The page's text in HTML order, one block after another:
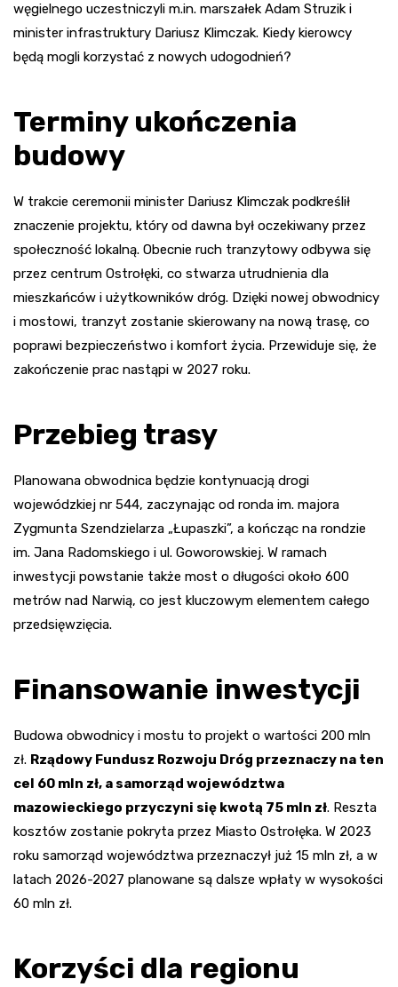
węgielnego uczestniczyli m.in. marszałek Adam Struzik i
minister infrastruktury Dariusz Klimczak. Kiedy kierowcy
będą mogli korzystać z nowych udogodnień?
Terminy ukończenia
budowy
W trakcie ceremonii minister Dariusz Klimczak podkreślił
znaczenie projektu, który od dawna był oczekiwany przez
społeczność lokalną. Obecnie ruch tranzytowy odbywa się
przez centrum Ostrołęki, co stwarza utrudnienia dla
mieszkańców i użytkowników dróg. Dzięki nowej obwodnicy
i mostowi, tranzyt zostanie skierowany na nową trasę, co
poprawi bezpieczeństwo i komfort życia. Przewiduje się, że
zakończenie prac nastąpi w 2027 roku.
Przebieg trasy
Planowana obwodnica będzie kontynuacją drogi
wojewódzkiej nr 544, zaczynając od ronda im. majora
Zygmunta Szendzielarza „Łupaszki”, a kończąc na rondzie
im. Jana Radomskiego i ul. Goworowskiej. W ramach
inwestycji powstanie także most o długości około 600
metrów nad Narwią, co jest kluczowym elementem całego
przedsięwzięcia.
Finansowanie inwestycji
Budowa obwodnicy i mostu to projekt o wartości 200 mln
zł. Rządowy Fundusz Rozwoju Dróg przeznaczy na ten
cel 60 mln zł, a samorząd województwa
mazowieckiego przyczyni się kwotą 75 mln zł. Reszta
kosztów zostanie pokryta przez Miasto Ostrołęka. W 2023
roku samorząd województwa przeznaczył już 15 mln zł, a w
latach 2026-2027 planowane są dalsze wpłaty w wysokości
60 mln zł.
Korzyści dla regionu